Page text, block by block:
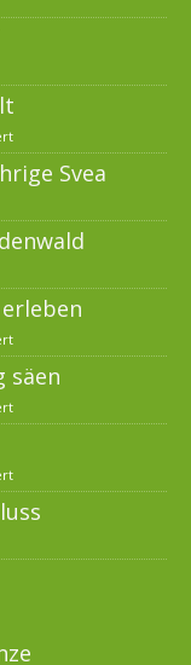
Svea
säen